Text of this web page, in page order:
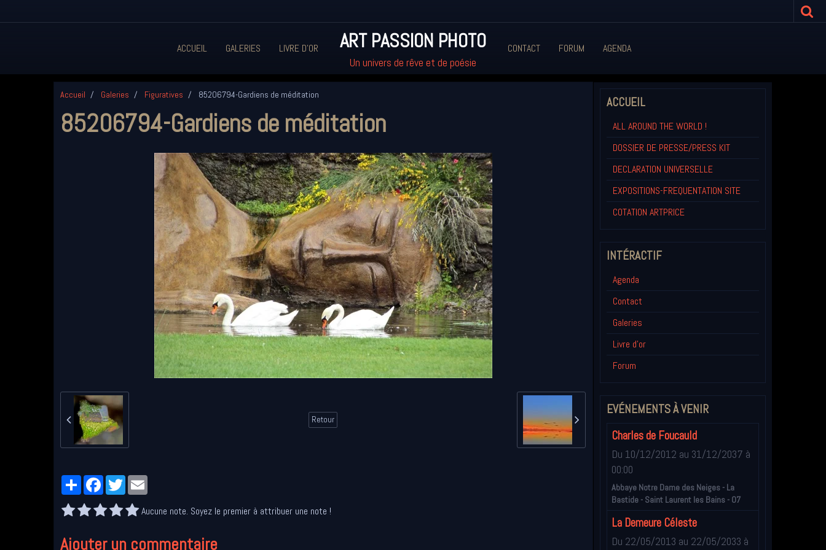
ACCUEIL GALERIES LIVRE D'OR ART PASSION PHOTO
Un univers de rêve et de poésie
CONTACT FORUM AGENDA
Accueil Galeries Figuratives 85206794-Gardiens de méditation
85206794-Gardiens de méditation
Retour
PartagerFacebookTwitter
Aucune note. Soyez le premier à attribuer une note !
Ajouter un commentaire
ACCUEIL
ALL AROUND THE WORLD !
DOSSIER DE PRESSE/PRESS KIT
DECLARATION UNIVERSELLE
EXPOSITIONS-FREQUENTATION SITE
COTATION ARTPRICE
INTÉRACTIF
Agenda
Contact
Galeries
Livre d'or
Forum
EVÉNEMENTS À VENIR
Charles de Foucauld
Du 10/12/2012 au 31/12/2037 à
00:00
Abbaye Notre Dame des Neiges - La
Bastide - Saint Laurent les Bains - 07
La Demeure Céleste
Du 22/05/2013 au 22/05/2033 à